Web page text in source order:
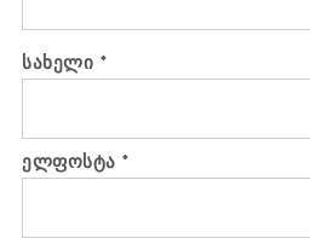
სახელი *
ელფოსტა*